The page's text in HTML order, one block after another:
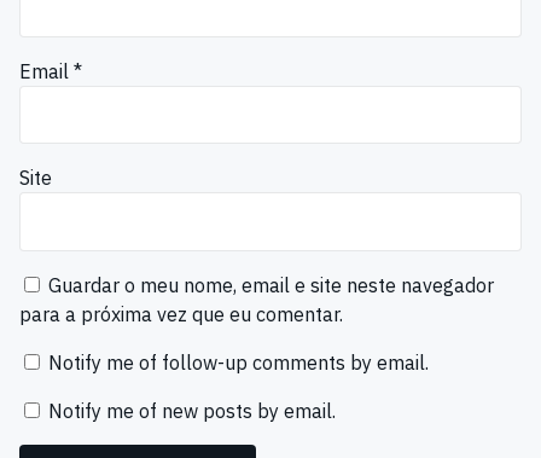
Email *
Site
Guardar o meu nome, email e site neste navegador
para a próxima vez que eu comentar.
Notify me of follow-up comments by email.
Notify me of new posts by email.